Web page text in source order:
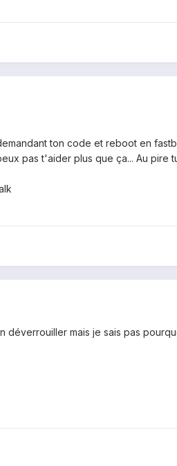
ton code et reboot en
pas t'aider plus que ça... Au
déverrouiller mais je sais pas